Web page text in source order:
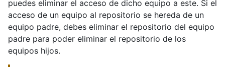
puedes eliminar el acceso de dicho equipo a este. Si el
acceso de un equipo al repositorio se hereda de un
equipo padre, debes eliminar el repositorio del equipo
padre para poder eliminar el repositorio de los
equipos hijos.